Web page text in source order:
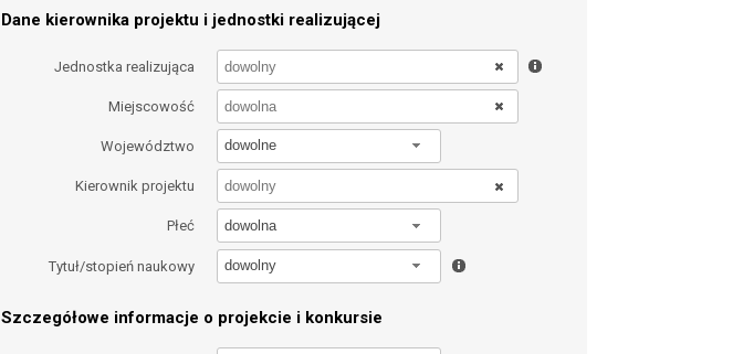
Dane kierownika projektu i jednostki realizującej
Jednostka realizująca
Miejscowość
Województwo dowolne
Kierownik projektu
Płeć dowolna
Tytuł/stopień naukowy dowolny
Szczegółowe informacje o projekcie i konkursie